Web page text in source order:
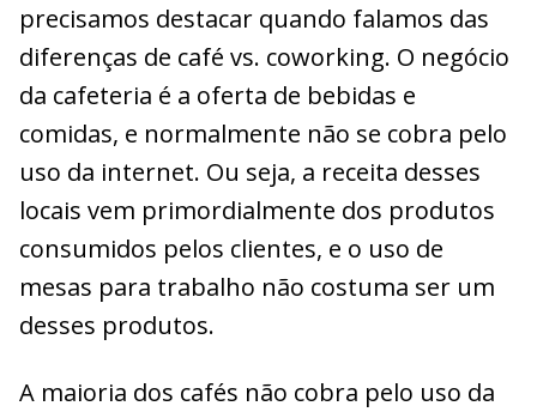
precisamos destacar quando falamos das
diferenças de café vs. coworking. O negócio
da cafeteria é a oferta de bebidas e
comidas, e normalmente não se cobra pelo
uso da internet. Ou seja, a receita desses
locais vem primordialmente dos produtos
consumidos pelos clientes, e o uso de
mesas para trabalho não costuma ser um
desses produtos.
A maioria dos cafés não cobra pelo uso da